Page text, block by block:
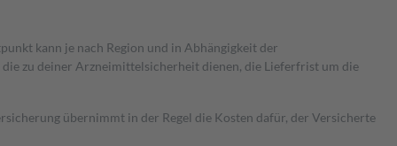
kann je nach Region und in Abhängigkeit der
zu deiner Arzneimittelsicherheit dienen, die Lieferfrist um die
übernimmt in der Regel die Kosten dafür, der Versicherte